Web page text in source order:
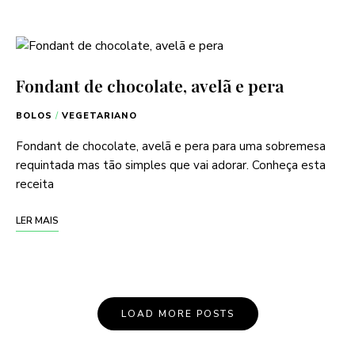
Fondant de chocolate, avelã e pera
BOLOS / VEGETARIANO
Fondant de chocolate, avelã e pera para uma sobremesa
requintada mas tão simples que vai adorar. Conheça esta
receita
LER MAIS
LOAD MORE POSTS